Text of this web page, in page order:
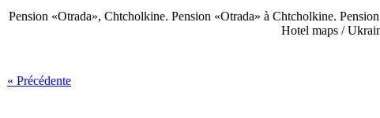
Pension «Otrada», Chtcholkine. Pension «Otrada» à Chtcholkine.
Hotel maps /
« Précédente